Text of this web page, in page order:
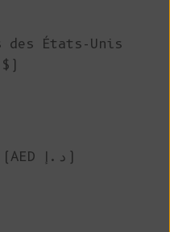
États-Unis
Émirats arabes unis (AED د.إ)